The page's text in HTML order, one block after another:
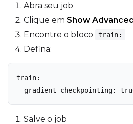
Abra seu job
Clique em Show Advanced
Encontre o bloco
train:
Defina:
train:
gradient_checkpointing:
Salve o job